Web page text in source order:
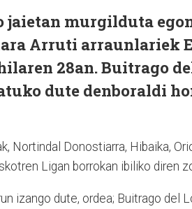
jaietan murgilduta
Arruti arraunlariek
28an. Buitrago
dute denboraldi
Nortindal Donostiarra, Hibaika,
Ligan borrokan ibiliko diren
izango dute, ordea; Buitrago del